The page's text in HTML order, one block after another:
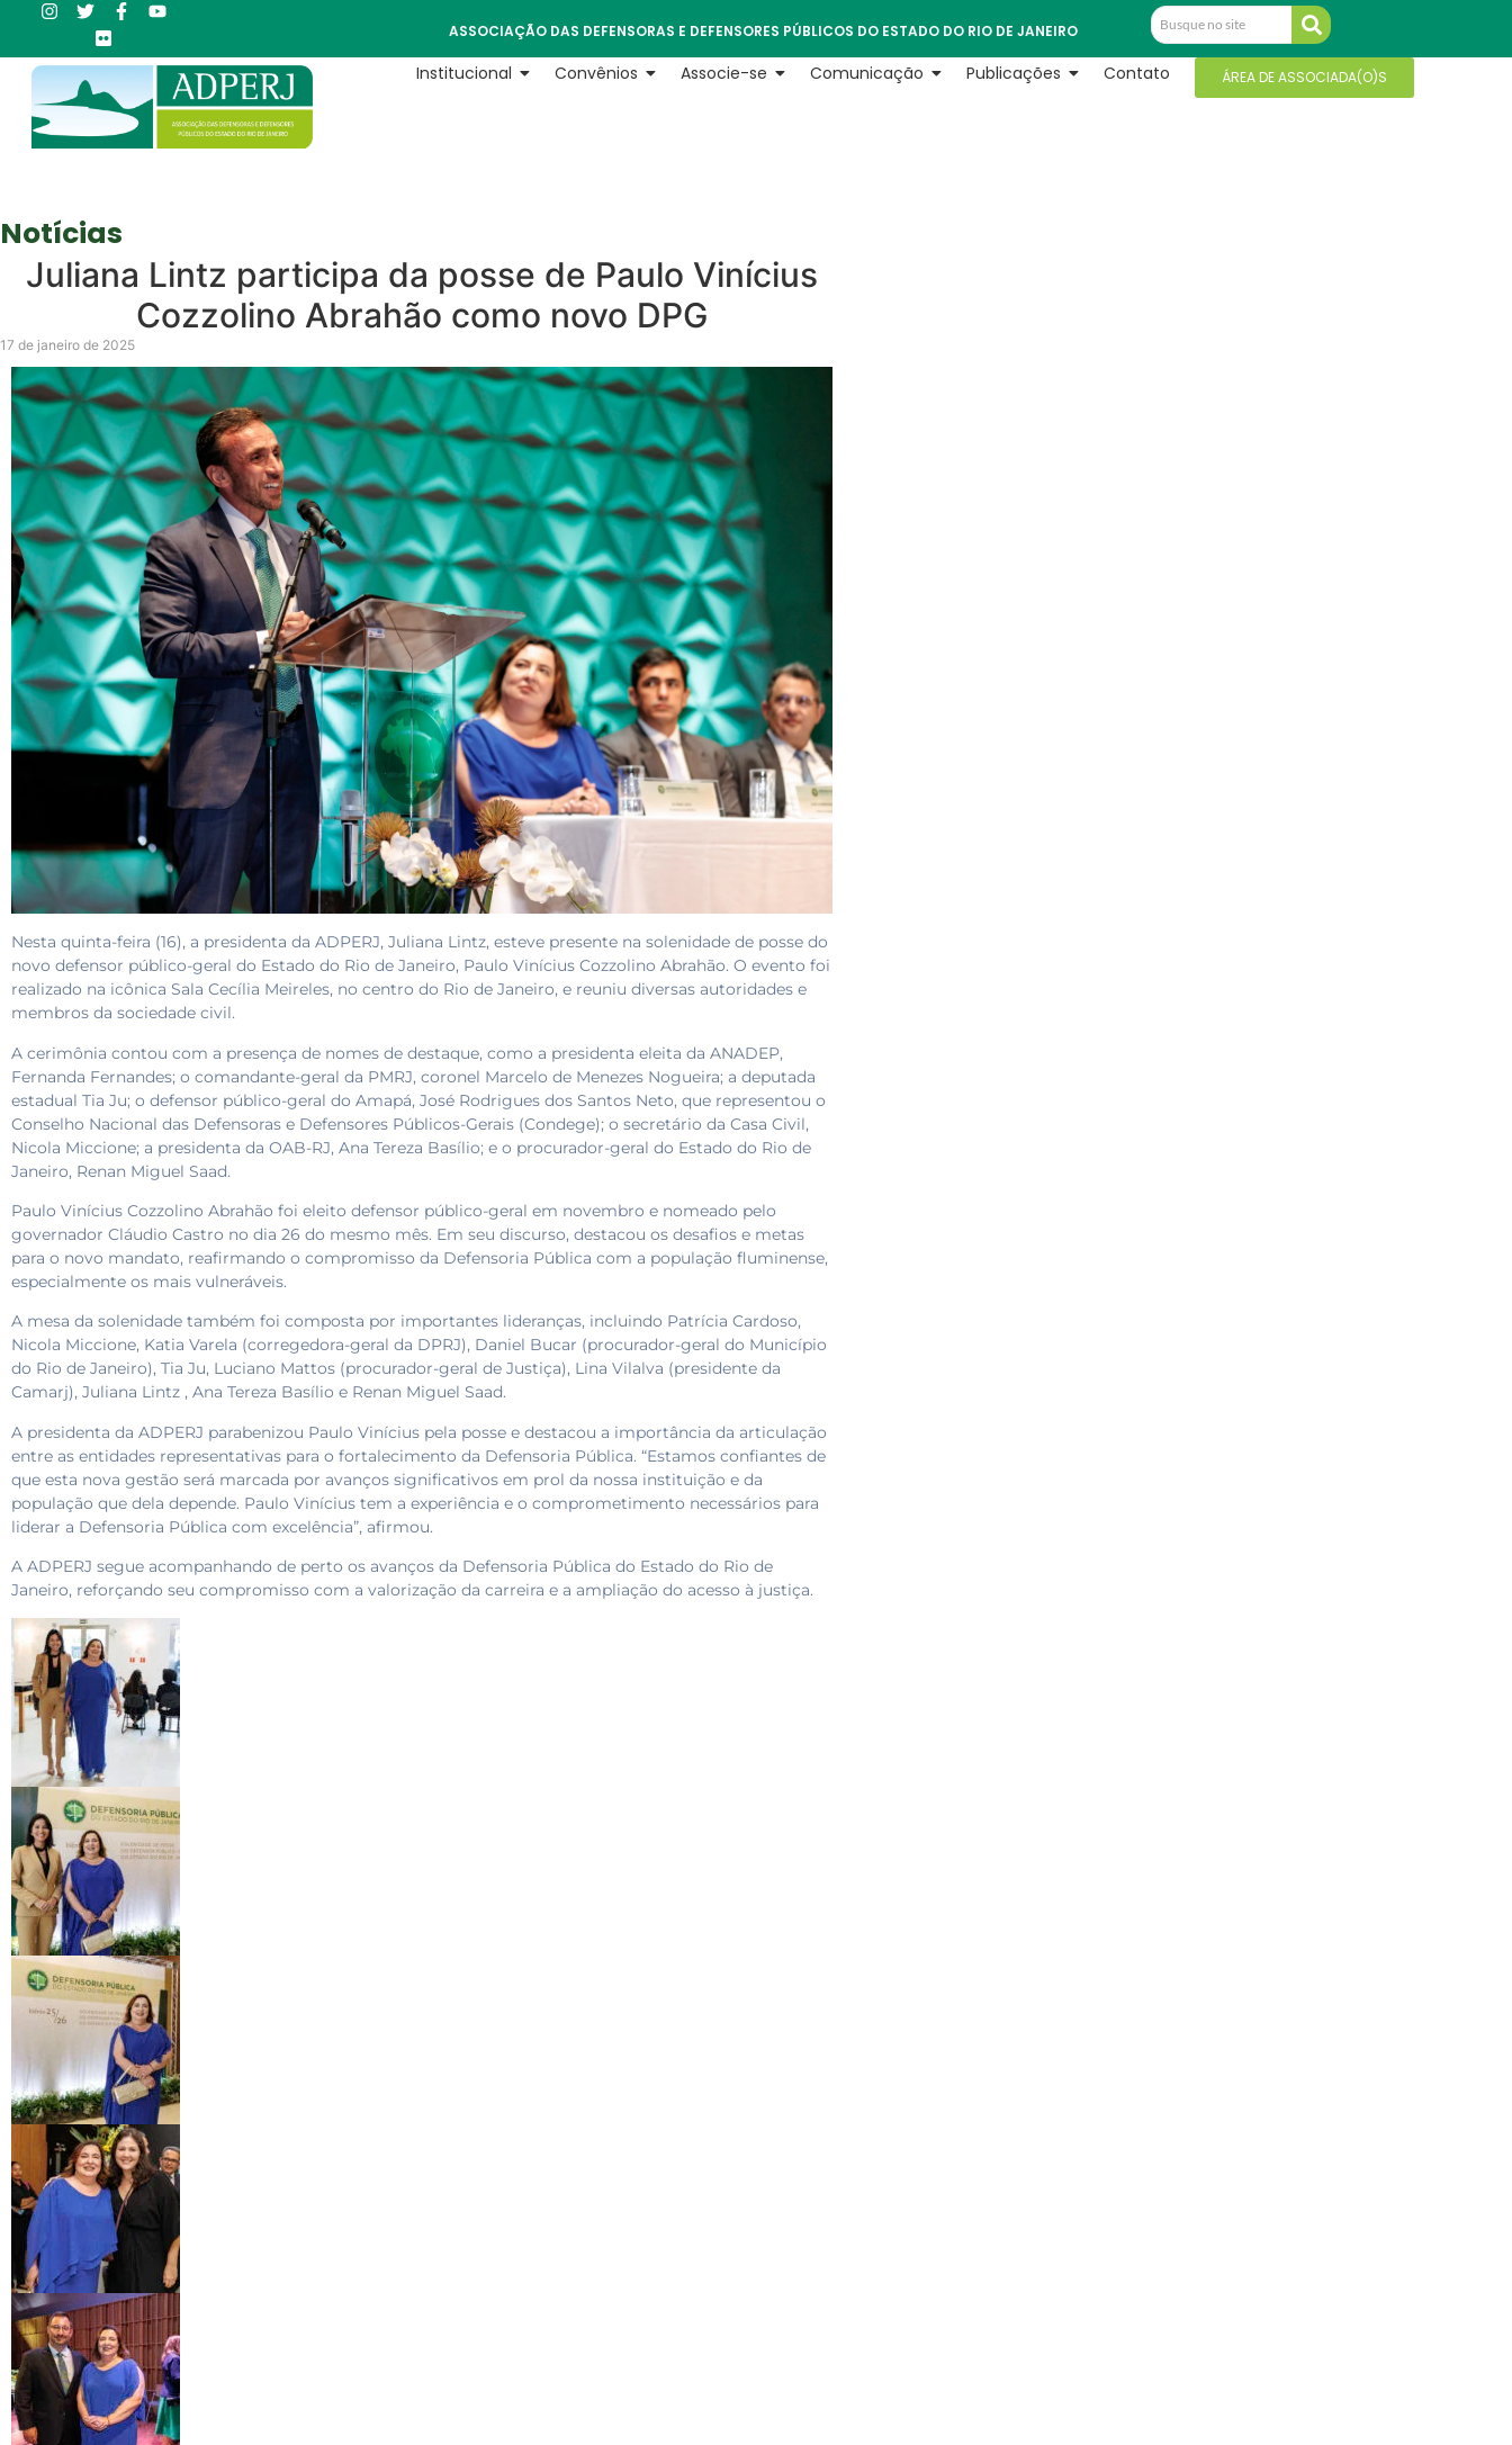
ASSOCIAÇÃO DAS DEFENSORAS E DEFENSORES PÚBLICOS DO ESTADO DO RIO DE JANEIRO
Institucional Convênios Associe-se Comunicação Publicações Contato ÁREA DE ASSOCIADA(O)S
Notícias
Juliana Lintz participa da posse de Paulo Vinícius
Cozzolino Abrahão como novo DPG
17 de janeiro de 2025
Nesta quinta-feira (16), a presidenta da ADPERJ, Juliana Lintz, esteve presente na solenidade de posse do
novo defensor público-geral do Estado do Rio de Janeiro, Paulo Vinícius Cozzolino Abrahão. O evento foi
realizado na icônica Sala Cecília Meireles, no centro do Rio de Janeiro, e reuniu diversas autoridades e
membros da sociedade civil.
A cerimônia contou com a presença de nomes de destaque, como a presidenta eleita da ANADEP,
Fernanda Fernandes; o comandante-geral da PMRJ, coronel Marcelo de Menezes Nogueira; a deputada
estadual Tia Ju; o defensor público-geral do Amapá, José Rodrigues dos Santos Neto, que representou o
Conselho Nacional das Defensoras e Defensores Públicos-Gerais (Condege); o secretário da Casa Civil,
Nicola Miccione; a presidenta da OAB-RJ, Ana Tereza Basílio; e o procurador-geral do Estado do Rio de
Janeiro, Renan Miguel Saad.
Paulo Vinícius Cozzolino Abrahão foi eleito defensor público-geral em novembro e nomeado pelo
governador Cláudio Castro no dia 26 do mesmo mês. Em seu discurso, destacou os desafios e metas
para o novo mandato, reafirmando o compromisso da Defensoria Pública com a população fluminense,
especialmente os mais vulneráveis.
A mesa da solenidade também foi composta por importantes lideranças, incluindo Patrícia Cardoso,
Nicola Miccione, Katia Varela (corregedora-geral da DPRJ), Daniel Bucar (procurador-geral do Município
do Rio de Janeiro), Tia Ju, Luciano Mattos (procurador-geral de Justiça), Lina Vilalva (presidente da
Camarj), Juliana Lintz , Ana Tereza Basílio e Renan Miguel Saad.
A presidenta da ADPERJ parabenizou Paulo Vinícius pela posse e destacou a importância da articulação
entre as entidades representativas para o fortalecimento da Defensoria Pública. “Estamos confiantes de
que esta nova gestão será marcada por avanços significativos em prol da nossa instituição e da
população que dela depende. Paulo Vinícius tem a experiência e o comprometimento necessários para
liderar a Defensoria Pública com excelência”, afirmou.
A ADPERJ segue acompanhando de perto os avanços da Defensoria Pública do Estado do Rio de
Janeiro, reforçando seu compromisso com a valorização da carreira e a ampliação do acesso à justiça.